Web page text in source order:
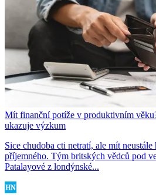
Mít finanční potíže v produktivním
ukazuje výzkum
Sice chudoba cti netratí, ale mít
příjemného. Tým britských vědců pod
Patalayové z londýnské...